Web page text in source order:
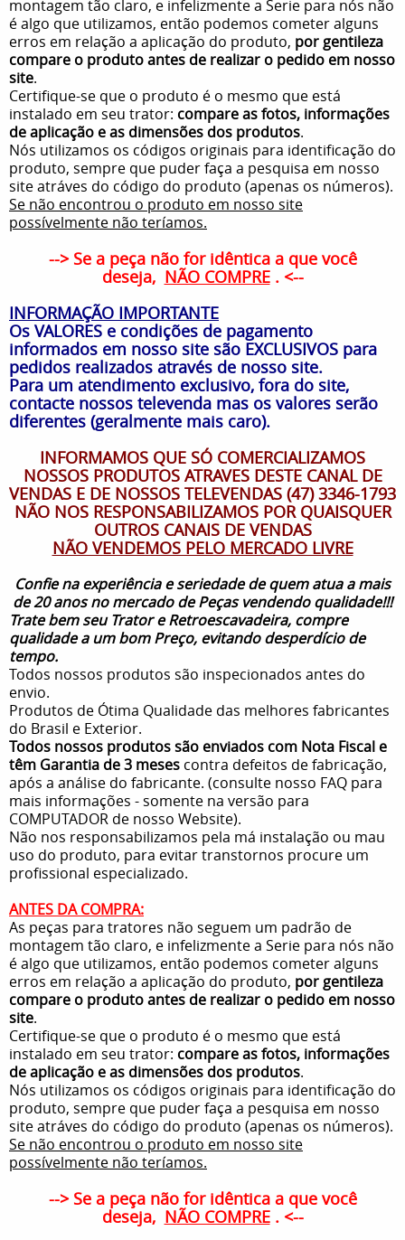
montagem tão claro, e infelizmente a Serie para nós não
é algo que utilizamos, então podemos cometer alguns
erros em relação a aplicação do produto, por gentileza
compare o produto antes de realizar o pedido em nosso
site.
Certifique-se que o produto é o mesmo que está
instalado em seu trator: compare as fotos, informações
de aplicação e as dimensões dos produtos.
Nós utilizamos os códigos originais para identificação do
produto, sempre que puder faça a pesquisa em nosso
site atráves do código do produto (apenas os números).
Se não encontrou o produto em nosso site
possívelmente não teríamos.
--> Se a peça não for idêntica a que você
deseja, NÃO COMPRE. <--
INFORMAÇÃO IMPORTANTE
Os VALORES e condições de pagamento
informados em nosso site são EXCLUSIVOS para
pedidos realizados através de nosso site.
Para um atendimento exclusivo, fora do site,
contacte nossos televenda mas os valores serão
diferentes (geralmente mais caro).
INFORMAMOS QUE SÓ COMERCIALIZAMOS
NOSSOS PRODUTOS ATRAVES DESTE CANAL DE
VENDAS E DE NOSSOS TELEVENDAS (47) 3346-1793
NÃO NOS RESPONSABILIZAMOS POR QUAISQUER
OUTROS CANAIS DE VENDAS
NÃO VENDEMOS PELO MERCADO LIVRE
Confie na experiência e seriedade de quem atua a mais
de 20 anos no mercado de Peças vendendo qualidade!!!
Trate bem seu Trator e Retroescavadeira, compre
qualidade a um bom Preço, evitando desperdício de
tempo.
Todos nossos produtos são inspecionados antes do
envio.
Produtos de Ótima Qualidade das melhores fabricantes
do Brasil e Exterior.
Todos nossos produtos são enviados com Nota Fiscal e
têm Garantia de 3 meses contra defeitos de fabricação,
após a análise do fabricante. (consulte nosso FAQ para
mais informações - somente na versão para
COMPUTADOR de nosso Website).
Não nos responsabilizamos pela má instalação ou mau
uso do produto, para evitar transtornos procure um
profissional especializado.
ANTES DA COMPRA:
As peças para tratores não seguem um padrão de
montagem tão claro, e infelizmente a Serie para nós não
é algo que utilizamos, então podemos cometer alguns
erros em relação a aplicação do produto, por gentileza
compare o produto antes de realizar o pedido em nosso
site.
Certifique-se que o produto é o mesmo que está
instalado em seu trator: compare as fotos, informações
de aplicação e as dimensões dos produtos.
Nós utilizamos os códigos originais para identificação do
produto, sempre que puder faça a pesquisa em nosso
site atráves do código do produto (apenas os números).
Se não encontrou o produto em nosso site
possívelmente não teríamos.
--> Se a peça não for idêntica a que você
deseja, NÃO COMPRE. <--